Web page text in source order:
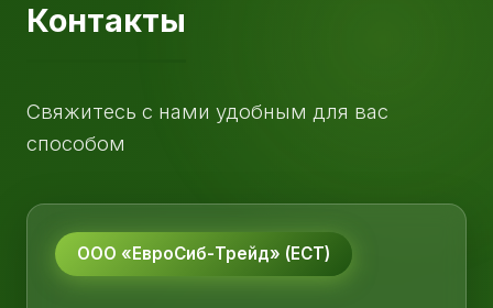
Контакты
Свяжитесь с нами удобным для вас
способом
ООО «ЕвроСиб-Трейд» (ЕСТ)